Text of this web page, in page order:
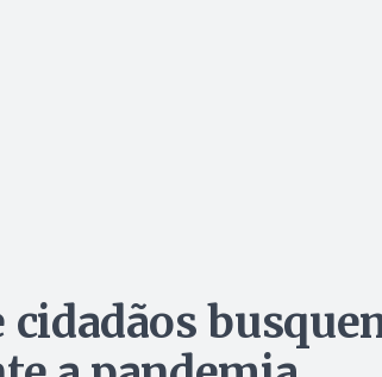
cidadãos